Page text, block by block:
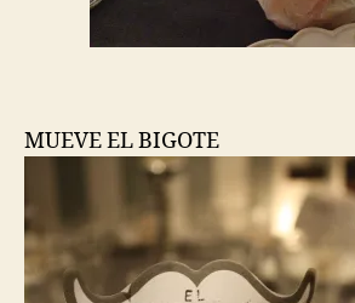
MUEVE EL BIGOTE